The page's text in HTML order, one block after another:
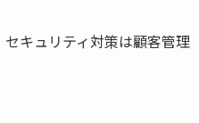
キュリティ対策は顧客管理